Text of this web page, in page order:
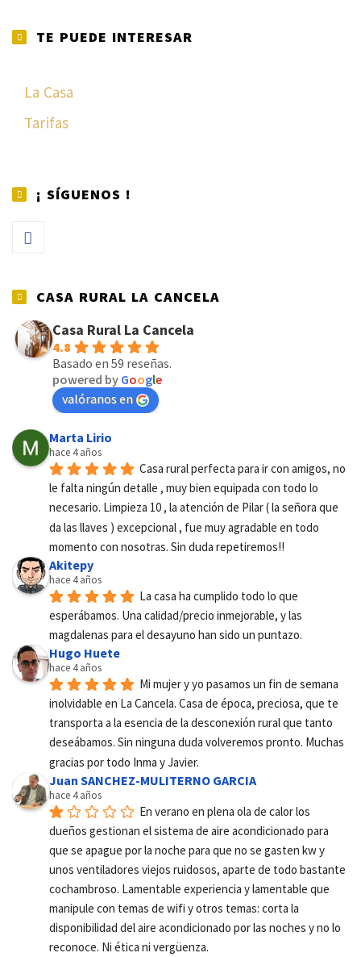
TE PUEDE INTERESAR
La Casa
Tarifas
¡ SÍGUENOS !
CASA RURAL LA CANCELA
Casa Rural La Cancela
4.8
Basado en 59 reseñas.
powered by Google
valóranos en
Marta Lirio
hace 4 años
Casa rural perfecta para ir con amigos, no
le falta ningún detalle , muy bien equipada con todo lo
necesario. Limpieza 10 , la atención de Pilar ( la señora que
da las llaves ) excepcional , fue muy agradable en todo
momento con nosotras. Sin duda repetiremos!!
Akitepy
hace 4 años
La casa ha cumplido todo lo que
esperábamos. Una calidad/precio inmejorable, y las
magdalenas para el desayuno han sido un puntazo.
Hugo Huete
hace 4 años
Mi mujer y yo pasamos un fin de semana
inolvidable en La Cancela. Casa de época, preciosa, que te
transporta a la esencia de la desconexión rural que tanto
deseábamos. Sin ninguna duda volveremos pronto. Muchas
gracias por todo Inma y Javier.
Juan SANCHEZ-MULITERNO GARCIA
hace 4 años
En verano en plena ola de calor los
dueños gestionan el sistema de aire acondicionado para
que se apague por la noche para que no se gasten kw y
unos ventiladores viejos ruidosos, aparte de todo bastante
cochambroso. Lamentable experiencia y lamentable que
manipule con temas de wifi y otros temas: corta la
disponibilidad del aire acondicionado por las noches y no lo
reconoce. Ni ética ni vergüenza.